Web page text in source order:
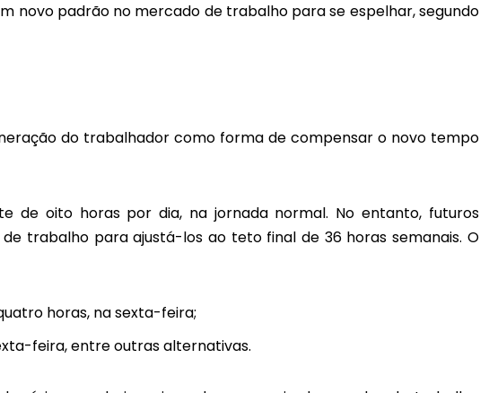
novo padrão no mercado de trabalho para se espelhar, segundo
do trabalhador como forma de compensar o novo tempo
de oito horas por dia, na jornada normal. No entanto, futuros
trabalho para ajustá-los ao teto final de 36 horas semanais. O
horas, na sexta-feira;
feira, entre outras alternativas.